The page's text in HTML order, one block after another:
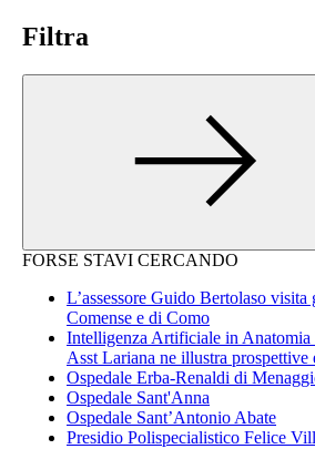
Filtra
FORSE STAVI CERCANDO
L’assessore Guido Bertolaso
Comense e di Como
Intelligenza Artificiale in Anatomia
Asst Lariana ne illustra prospettive
Ospedale Erba-Renaldi di
Ospedale Sant'Anna
Ospedale Sant’Antonio Abate
Presidio Polispecialistico Felice